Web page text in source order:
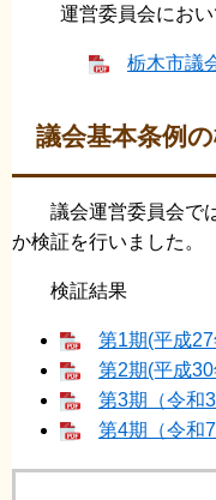
運営委員会にお
栃木市議
議会基本条例
議会運営委員会では
か検証を行いました。
検証結果
第1期(平成
第2期(平成
第3期（令和
第4期（令和